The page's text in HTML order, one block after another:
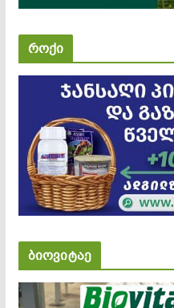
როქი
ბიოვიტაე